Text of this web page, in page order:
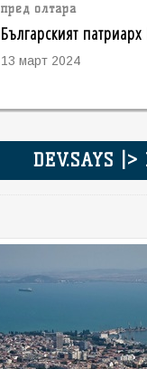
пред олтара
Българският
13 март 2024
DEV.SAYS |>